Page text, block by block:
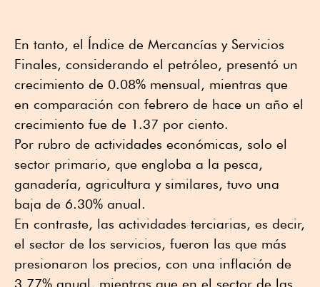
En tanto, el Índice de Mercancías y Servicios
Finales, considerando el petróleo, presentó un
crecimiento de 0.08% mensual, mientras que
en comparación con febrero de hace un año el
crecimiento fue de 1.37 por ciento.
Por rubro de actividades económicas, solo el
sector primario, que engloba a la pesca,
ganadería, agricultura y similares, tuvo una
baja de 6.30% anual.
En contraste, las actividades terciarias, es decir,
el sector de los servicios, fueron las que más
presionaron los precios, con una inflación de
3.77% anual, mientras que en el sector de las